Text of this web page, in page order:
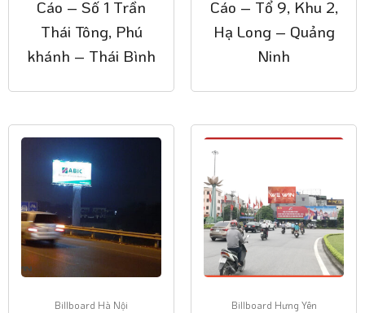
Cáo – Số 1 Trần
Thái Tông, Phú
khánh – Thái Bình
Cáo – Tổ 9, Khu 2,
Hạ Long – Quảng
Ninh
Billboard Hà Nội Billboard Hưng Yên